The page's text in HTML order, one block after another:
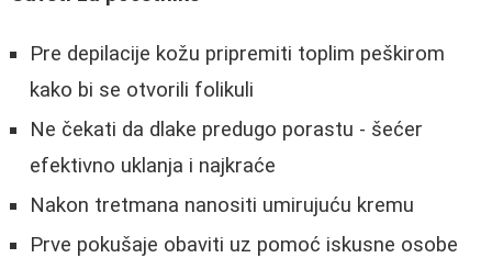
Pre depilacije kožu pripremiti toplim peškirom
kako bi se otvorili folikuli
Ne čekati da dlake predugo porastu - šećer
efektivno uklanja i najkraće
Nakon tretmana nanositi umirujuću kremu
Prve pokušaje obaviti uz pomoć iskusne osobe